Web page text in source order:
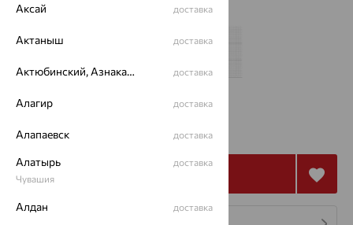
от 1 015 2 819₽
Аксай доставка
Актаныш доставка
Актюбинский, Азнакаевский район доставка
Алагир доставка
Алапаевск доставка
Алатырь
Чувашия
доставка
Алдан доставка